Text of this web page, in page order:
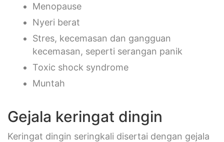
Menopause
Nyeri berat
Stres, kecemasan dan gangguan
kecemasan, seperti serangan panik
Toxic shock syndrome
Muntah
Gejala keringat dingin
Keringat dingin seringkali disertai dengan gejala